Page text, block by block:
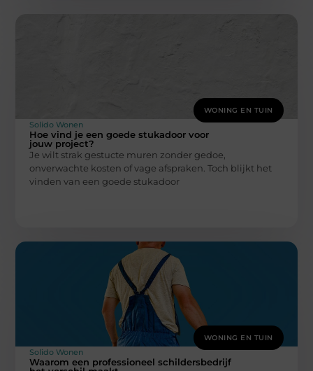
WONING EN TUIN
Solido Wonen
Hoe vind je een goede stukadoor voor
jouw project?
Je wilt strak gestucte muren zonder gedoe,
onverwachte kosten of vage afspraken. Toch blijkt het
vinden van een goede stukadoor
WONING EN TUIN
Solido Wonen
Waarom een professioneel schildersbedrijf